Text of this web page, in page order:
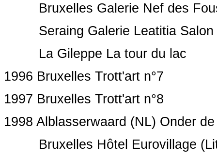
Bruxelles Galerie Nef des
Seraing Galerie Leatitia Salon
La Gileppe La tour du lac
1996 Bruxelles Trott'art n°7
1997 Bruxelles Trott'art n°8
1998 Alblasserwaard (NL) Onder
Bruxelles Hôtel Eurovillage